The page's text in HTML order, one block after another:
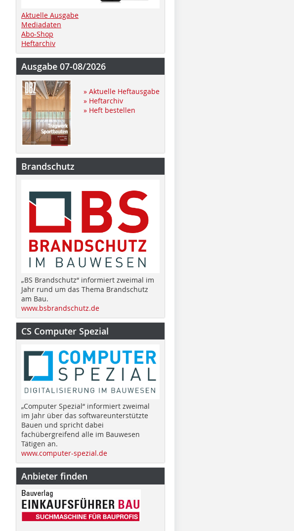
Aktuelle Ausgabe
Mediadaten
Abo-Shop
Heftarchiv
Ausgabe 07-08/2026
» Aktuelle Heftausgabe
» Heftarchiv
» Heft bestellen
Brandschutz
„BS Brandschutz“ informiert zweimal im
Jahr rund um das Thema Brandschutz
am Bau.
www.bsbrandschutz.de
CS Computer Spezial
„Computer Spezial“ informiert zweimal
im Jahr über das softwareunterstützte
Bauen und spricht dabei
fachübergreifend alle im Bauwesen
Tätigen an.
www.computer-spezial.de
Anbieter finden